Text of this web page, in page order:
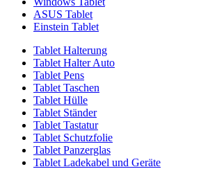
ASUS Tablet
Einstein Tablet
Tablet Halterung
Tablet Halter Auto
Tablet Pens
Tablet Taschen
Tablet Hülle
Tablet Ständer
Tablet Tastatur
Tablet Schutzfolie
Tablet Panzerglas
Tablet Ladekabel und Geräte